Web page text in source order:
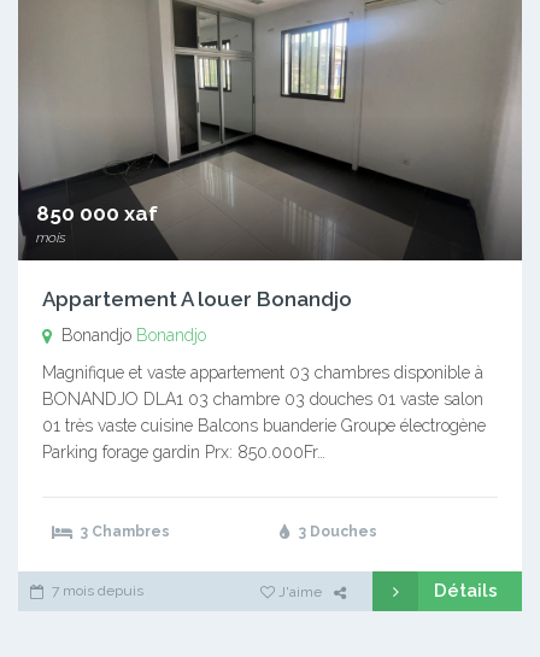
850 000 xaf
mois
Appartement A louer Bonandjo
Bonandjo Bonandjo
Magnifique et vaste appartement 03 chambres disponible à
BONANDJO DLA1 03 chambre 03 douches 01 vaste salon
01 très vaste cuisine Balcons buanderie Groupe électrogène
Parking forage gardin Prx: 850.000Fr…
3 Chambres 3 Douches
7 mois depuis J'aime Détails